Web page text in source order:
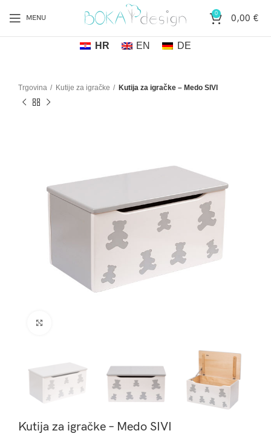
MENU 0 0,00 €
HR EN DE
Trgovina Kutije za igračke Kutija za igračke – Medo SIVI
Kutija za igračke – Medo SIVI